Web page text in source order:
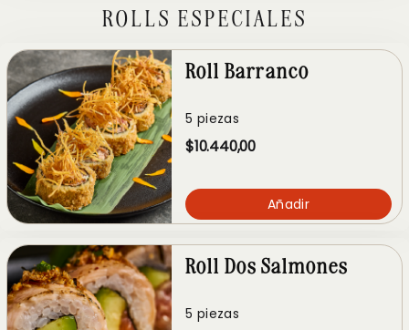
ROLLS ESPECIALES
Roll Barranco
5 piezas
$10.440,00
Añadir
Roll Dos Salmones
5 piezas